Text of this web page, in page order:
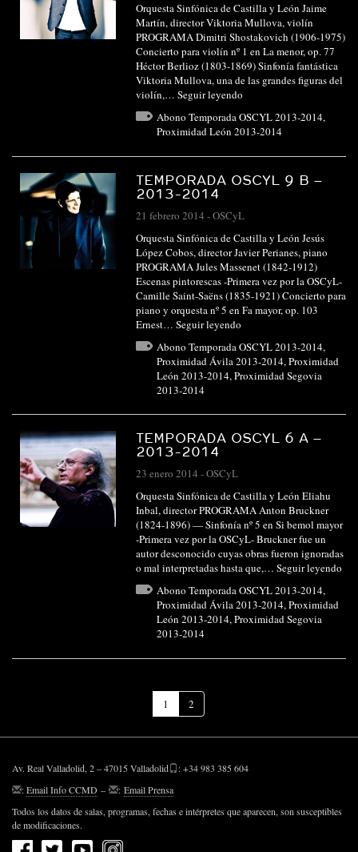
Orquesta Sinfónica de Castilla y León Jaime
Martín, director Viktoria Mullova, violín
PROGRAMA Dimitri Shostakovich (1906-1975)
Concierto para violín nº 1 en La menor, op. 77
Héctor Berlioz (1803-1869) Sinfonía fantástica
Viktoria Mullova, una de las grandes figuras del
violín,… Seguir leyendo
Abono Temporada OSCYL 2013-2014,
Proximidad León 2013-2014
TEMPORADA OSCYL 9 B –
2013-2014
21 febrero 2014 -OSCyL
Orquesta Sinfónica de Castilla y León Jesús
López Cobos, director Javier Perianes, piano
PROGRAMA Jules Massenet (1842-1912)
Escenas pintorescas -Primera vez por la OSCyL-
Camille Saint-Saëns (1835-1921) Concierto para
piano y orquesta nº 5 en Fa mayor, op. 103
Ernest… Seguir leyendo
Abono Temporada OSCYL 2013-2014,
Proximidad Ávila 2013-2014, Proximidad
León 2013-2014, Proximidad Segovia
2013-2014
TEMPORADA OSCYL 6 A –
2013-2014
23 enero 2014 -OSCyL
Orquesta Sinfónica de Castilla y León Eliahu
Inbal, director PROGRAMA Anton Bruckner
(1824-1896) — Sinfonía nº 5 en Si bemol mayor
-Primera vez por la OSCyL- Bruckner fue un
autor desconocido cuyas obras fueron ignoradas
o mal interpretadas hasta que,… Seguir leyendo
Abono Temporada OSCYL 2013-2014,
Proximidad Ávila 2013-2014,Proximidad
León 2013-2014,Proximidad Segovia
2013-2014
1
(Página
actual)
2
Av. Real Valladolid, 2 – 47015 Valladolid
: +34 983 385 604
:Email Info CCMD – : Email Prensa
Todos los datos de salas, programas, fechas e intérpretes que aparecen, son susceptibles
de modificaciones.